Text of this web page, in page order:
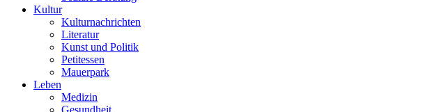
Kultur
Kulturnachrichten
Literatur
Kunst und Politik
Petitessen
Mauerpark
Leben
Medizin